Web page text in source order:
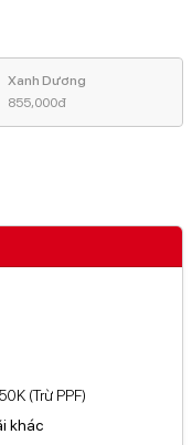
Xanh Dương
855,000đ
(Trừ PPF)
khác